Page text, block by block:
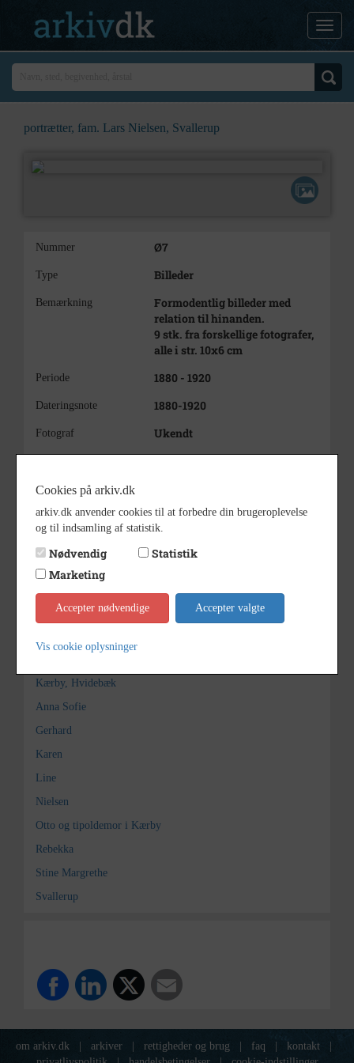
portrætter, fam. Lars Nielsen, Svallerup
Nummer Ø7
Type Billeder
Bemærkning
Formodentlig billeder med
relation til hinanden.
9 stk. fra forskellige fotografer,
alle i str. 10x6 cm
Periode 1880 - 1920
Dateringsnote 1880-1920
Fotograf Ukendt
Kontakt arkivet
Ø7FAMILIEN LARS NIELSEN, SVALLERUP
Søg videre i Kalundborg Lokalarkiv
Kærby, Hvidebæk
Anna Sofie
Gerhard
Karen
Line
Nielsen
Otto og tipoldemor i Kærby
Rebekka
Stine Margrethe
Svallerup
om arkiv.dk arkiver rettigheder og brug faq kontakt
Cookies på arkiv.dk
arkiv.dk anvender cookies til at forbedre din brugeroplevelse
og til indsamling af statistik.
Nødvendig
Statistik
Marketing
Accepter nødvendige Accepter valgte
Vis cookie oplysninger